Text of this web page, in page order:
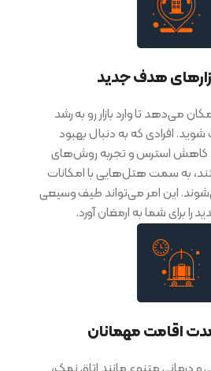
هدف جدید
می‌دهد تا وارد بازار رو به رشد
افرادی که به دنبال بهبود
استرس و تجربه روش‌های
به سمت هتل‌هایی با امکانات
این امر می‌تواند طیف وسیعی
را برای شما به ارمغان آورد.
اقامت مهمانان